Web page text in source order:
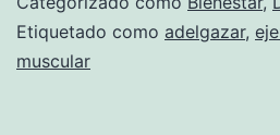
Etiquetado como adelgazar,
muscular